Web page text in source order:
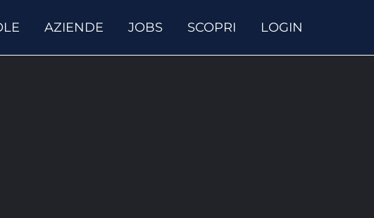
AZIENDE JOBS SCOPRI LOGIN